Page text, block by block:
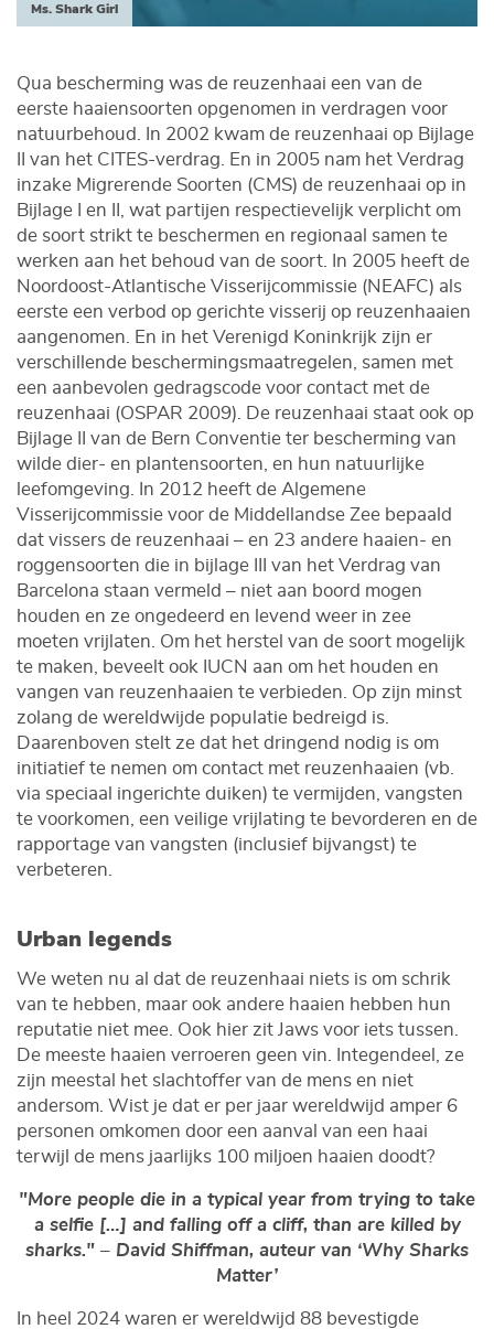
Ms. Shark Girl
Qua bescherming was de reuzenhaai een van de
eerste haaiensoorten opgenomen in verdragen voor
natuurbehoud. In 2002 kwam de reuzenhaai op Bijlage
II van het CITES-verdrag. En in 2005 nam het Verdrag
inzake Migrerende Soorten (CMS) de reuzenhaai op in
Bijlage I en II, wat partijen respectievelijk verplicht om
de soort strikt te beschermen en regionaal samen te
werken aan het behoud van de soort. In 2005 heeft de
Noordoost-Atlantische Visserijcommissie (NEAFC) als
eerste een verbod op gerichte visserij op reuzenhaaien
aangenomen. En in het Verenigd Koninkrijk zijn er
verschillende beschermingsmaatregelen, samen met
een aanbevolen gedragscode voor contact met de
reuzenhaai (OSPAR 2009). De reuzenhaai staat ook op
Bijlage II van de Bern Conventie ter bescherming van
wilde dier- en plantensoorten, en hun natuurlijke
leefomgeving. In 2012 heeft de Algemene
Visserijcommissie voor de Middellandse Zee bepaald
dat vissers de reuzenhaai – en 23 andere haaien- en
roggensoorten die in bijlage III van het Verdrag van
Barcelona staan vermeld – niet aan boord mogen
houden en ze ongedeerd en levend weer in zee
moeten vrijlaten. Om het herstel van de soort mogelijk
te maken, beveelt ook IUCN aan om het houden en
vangen van reuzenhaaien te verbieden. Op zijn minst
zolang de wereldwijde populatie bedreigd is.
Daarenboven stelt ze dat het dringend nodig is om
initiatief te nemen om contact met reuzenhaaien (vb.
via speciaal ingerichte duiken) te vermijden, vangsten
te voorkomen, een veilige vrijlating te bevorderen en de
rapportage van vangsten (inclusief bijvangst) te
verbeteren.
Urban legends
We weten nu al dat de reuzenhaai niets is om schrik
van te hebben, maar ook andere haaien hebben hun
reputatie niet mee. Ook hier zit Jaws voor iets tussen.
De meeste haaien verroeren geen vin. Integendeel, ze
zijn meestal het slachtoffer van de mens en niet
andersom. Wist je dat er per jaar wereldwijd amper 6
personen omkomen door een aanval van een haai
terwijl de mens jaarlijks 100 miljoen haaien doodt?
"More people die in a typical year from trying to take
a selfie […] and falling off a cliff, than are killed by
sharks." – David Shiffman, auteur van ‘Why Sharks
Matter’
In heel 2024 waren er wereldwijd 88 bevestigde